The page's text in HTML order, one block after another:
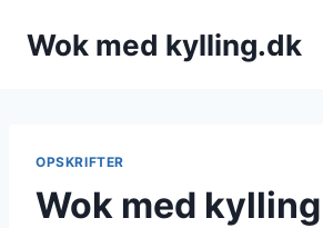
Wok med kylling.dk
OPSKRIFTER
Wok med